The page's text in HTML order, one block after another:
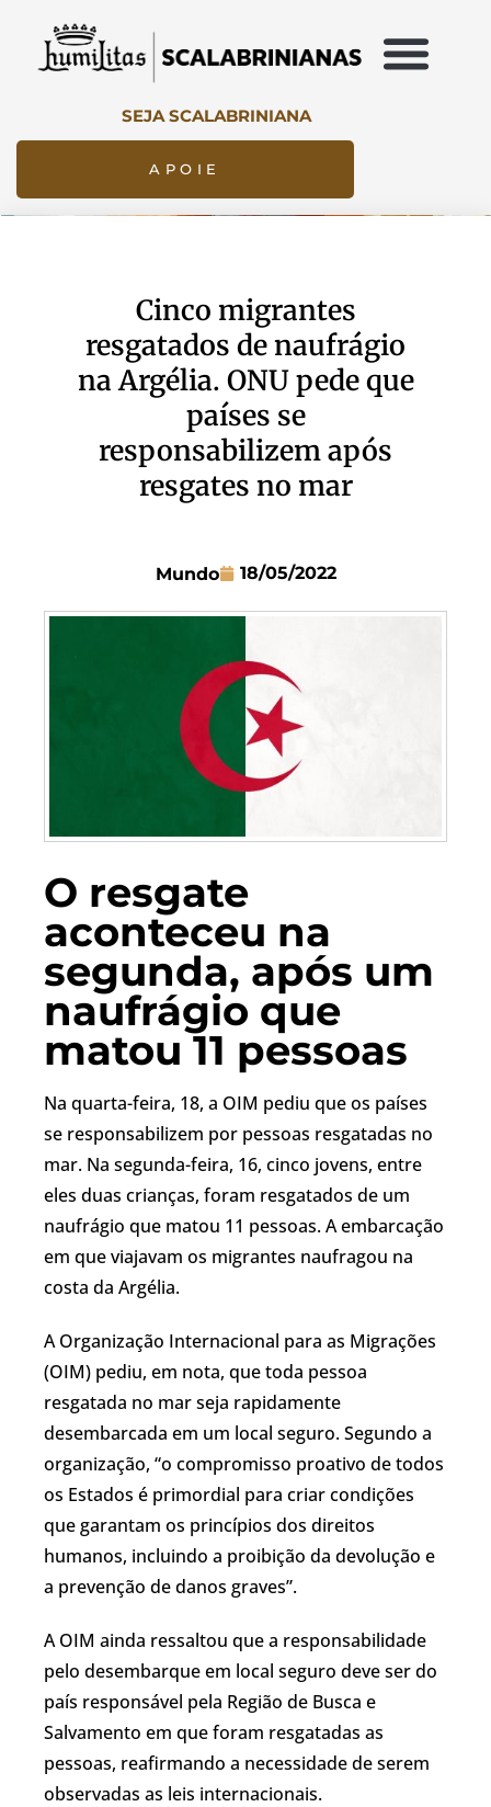
SEJA SCALABRINIANA
APOIE
Cinco migrantes
resgatados de naufrágio
na Argélia. ONU pede que
países se
responsabilizem após
resgates no mar
Mundo 18/05/2022
O resgate
aconteceu na
segunda, após um
naufrágio que
matou 11 pessoas
Na quarta-feira, 18, a OIM pediu que os países
se responsabilizem por pessoas resgatadas no
mar. Na segunda-feira, 16, cinco jovens, entre
eles duas crianças, foram resgatados de um
naufrágio que matou 11 pessoas. A embarcação
em que viajavam os migrantes naufragou na
costa da Argélia.
A Organização Internacional para as Migrações
(OIM) pediu, em nota, que toda pessoa
resgatada no mar seja rapidamente
desembarcada em um local seguro. Segundo a
organização, “o compromisso proativo de todos
os Estados é primordial para criar condições
que garantam os princípios dos direitos
humanos, incluindo a proibição da devolução e
a prevenção de danos graves”.
A OIM ainda ressaltou que a responsabilidade
pelo desembarque em local seguro deve ser do
país responsável pela Região de Busca e
Salvamento em que foram resgatadas as
pessoas, reafirmando a necessidade de serem
observadas as leis internacionais.